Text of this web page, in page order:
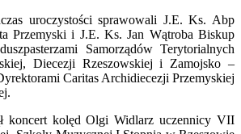
uroczystości sprawowali J.E. Ks. Abp
Przemyski i J.E. Ks. Jan Wątroba Biskup
Samorządów Terytorialnych
Diecezji Rzeszowskiej i Zamojsko –
Caritas Archidiecezji Przemyskiej
koncert kolęd Olgi Widlarz uczennicy VII